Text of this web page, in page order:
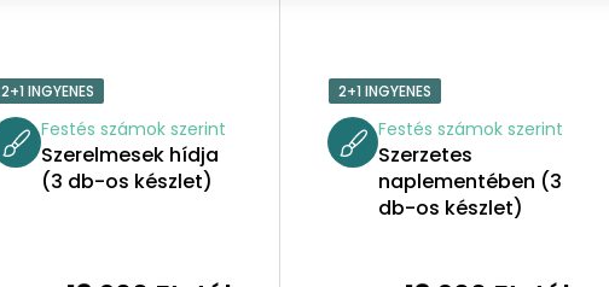
2+1 INGYENES
Festés számok szerint
Szerelmesek hídja
(3 db-os készlet)
2+1 INGYENES
Festés számok szerint
Szerzetes
naplementében (3
db-os készlet)